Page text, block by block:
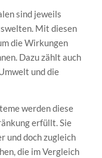
sind jeweils
Mit diesen
die Wirkungen
Dazu zählt auch
und die
werden diese
erfüllt. Sie
und doch zugleich
die im Vergleich